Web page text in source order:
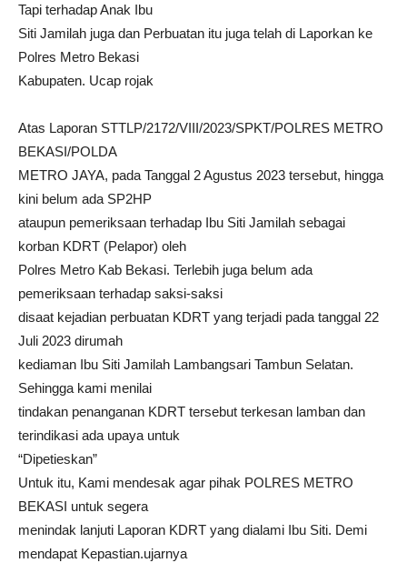
Tapi terhadap Anak Ibu
Siti Jamilah juga dan Perbuatan itu juga telah di Laporkan ke
Polres Metro Bekasi
Kabupaten. Ucap rojak
Atas Laporan STTLP/2172/VIII/2023/SPKT/POLRES METRO
BEKASI/POLDA
METRO JAYA, pada Tanggal 2 Agustus 2023 tersebut, hingga
kini belum ada SP2HP
ataupun pemeriksaan terhadap Ibu Siti Jamilah sebagai
korban KDRT (Pelapor) oleh
Polres Metro Kab Bekasi. Terlebih juga belum ada
pemeriksaan terhadap saksi-saksi
disaat kejadian perbuatan KDRT yang terjadi pada tanggal 22
Juli 2023 dirumah
kediaman Ibu Siti Jamilah Lambangsari Tambun Selatan.
Sehingga kami menilai
tindakan penanganan KDRT tersebut terkesan lamban dan
terindikasi ada upaya untuk
“Dipetieskan”
Untuk itu, Kami mendesak agar pihak POLRES METRO
BEKASI untuk segera
menindak lanjuti Laporan KDRT yang dialami Ibu Siti. Demi
mendapat Kepastian.ujarnya